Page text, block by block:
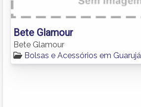
Bete Glamour
Bete Glamour
Bolsas e Acessórios em Guarujá